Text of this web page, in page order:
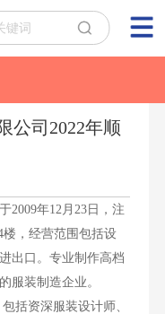
公司2022年顺
年12月23日，注
楼，经营范围包括设
出口。专业制作高档
服装制造企业。
资深服装设计师、